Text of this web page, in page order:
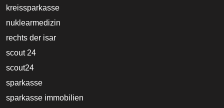
kreissparkasse
nuklearmedizin
rechts der isar
scout 24
scout24
sparkasse
sparkasse immobilien